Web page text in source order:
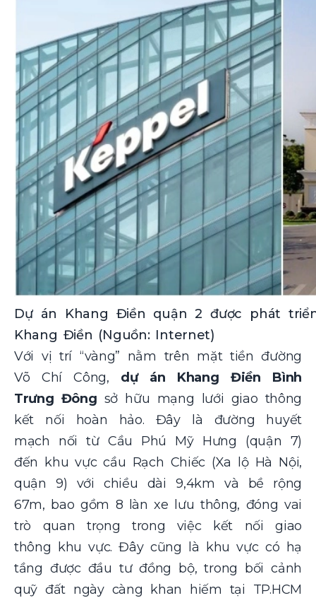
Dự án Khang Điền quận 2 được phát
Khang Điền (Nguồn: Internet)
Với vị trí “vàng” nằm trên mặt tiền đường
Võ Chí Công, dự án Khang Điền Bình
Trưng Đông sở hữu mạng lưới giao thông
kết nối hoàn hảo. Đây là đường huyết
mạch nối từ Cầu Phú Mỹ Hưng (quận 7)
đến khu vực cầu Rạch Chiếc (Xa lộ Hà Nội,
quận 9) với chiều dài 9,4km và bề rộng
67m, bao gồm 8 làn xe lưu thông, đóng vai
trò quan trọng trong việc kết nối giao
thông khu vực. Đây cũng là khu vực có hạ
tầng được đầu tư đồng bộ, trong bối cảnh
quỹ đất ngày càng khan hiếm tại TP.HCM